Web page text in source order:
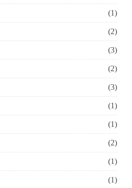
(1)
(2)
(3)
(2)
(3)
(1)
(1)
(2)
(1)
(1)